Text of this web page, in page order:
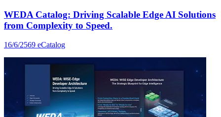
WEDA Catalog: Driving Scalable Edge AI Solutions
from Complexity to Speed.
16/6/2569 eCatalog